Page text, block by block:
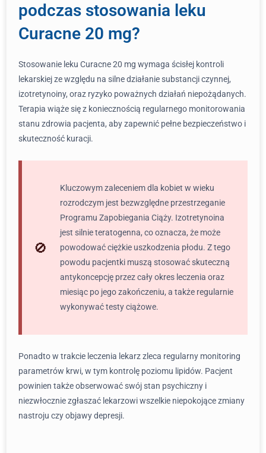
podczas stosowania leku
Curacne 20 mg?
Stosowanie leku Curacne 20 mg wymaga ścisłej kontroli
lekarskiej ze względu na silne działanie substancji czynnej,
izotretynoiny, oraz ryzyko poważnych działań niepożądanych.
Terapia wiąże się z koniecznością regularnego monitorowania
stanu zdrowia pacjenta, aby zapewnić pełne bezpieczeństwo i
skuteczność kuracji.
Kluczowym zaleceniem dla kobiet w wieku
rozrodczym jest bezwzględne przestrzeganie
Programu Zapobiegania Ciąży. Izotretynoina
jest silnie teratogenna, co oznacza, że może
powodować ciężkie uszkodzenia płodu. Z tego
powodu pacjentki muszą stosować skuteczną
antykoncepcję przez cały okres leczenia oraz
miesiąc po jego zakończeniu, a także regularnie
wykonywać testy ciążowe.
Ponadto w trakcie leczenia lekarz zleca regularny monitoring
parametrów krwi, w tym kontrolę poziomu lipidów. Pacjent
powinien także obserwować swój stan psychiczny i
niezwłocznie zgłaszać lekarzowi wszelkie niepokojące zmiany
nastroju czy objawy depresji.